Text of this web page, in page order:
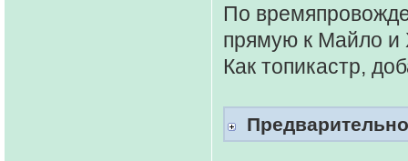
По
прямую к Майло
Как топикастр,